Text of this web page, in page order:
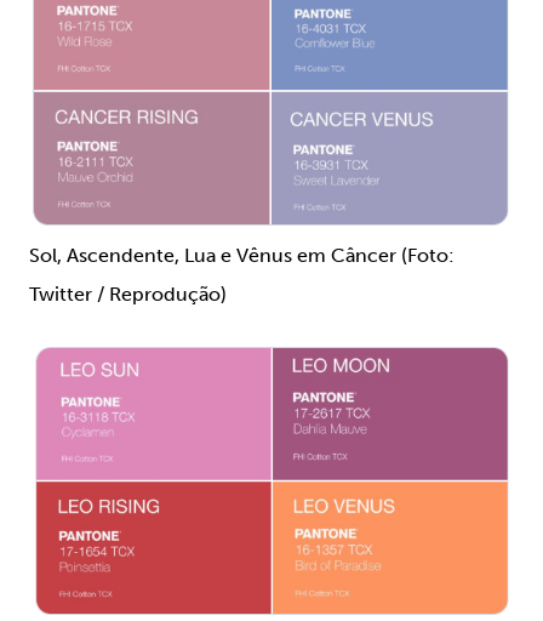
Sol, Ascendente, Lua e Vênus em Câncer (Foto:
Twitter / Reprodução)